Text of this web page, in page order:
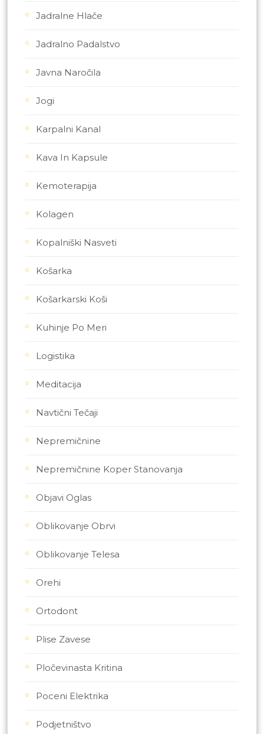
Jadralne Hlače
Jadralno Padalstvo
Javna Naročila
Jogi
Karpalni Kanal
Kava In Kapsule
Kemoterapija
Kolagen
Kopalniški Nasveti
Košarka
Košarkarski Koši
Kuhinje Po Meri
Logistika
Meditacija
Navtični Tečaji
Nepremičnine
Nepremičnine Koper Stanovanja
Objavi Oglas
Oblikovanje Obrvi
Oblikovanje Telesa
Orehi
Ortodont
Plise Zavese
Pločevinasta Kritina
Poceni Elektrika
Podjetništvo